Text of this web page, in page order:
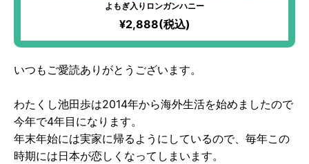
よもぎ入りロンガンハニー
¥2,888(税込)
いつもご愛読ありがとうございます。
わたくし池田歩は2014年から海外生活を始めましたので
今年で4年目になります。
年末年始には実家に帰るようにしているので、毎年この
時期には日本が恋しくなってしまいます。